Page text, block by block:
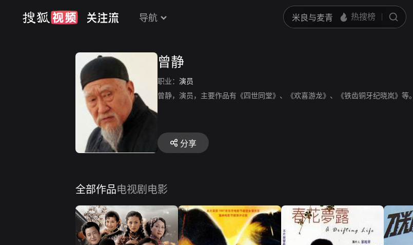
导航
曾静
职业： 演员
曾静，演员，主要作品有《四世同堂》、《欢喜游龙》、《铁齿铜牙纪晓岚》等。
分享
全部作品电视剧 电影